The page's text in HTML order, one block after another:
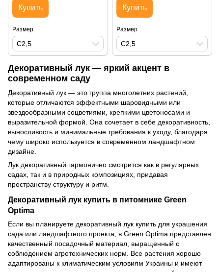
Купить
Размер
С2,5
Купить
Размер
С2,5
Декоративный лук — яркий акцент в
современном саду
Декоративный лук — это группа многолетних растений,
которые отличаются эффектными шаровидными или
звездообразными соцветиями, крепкими цветоносами и
выразительной формой. Она сочетает в себе декоративность,
выносливость и минимальные требования к уходу, благодаря
чему широко используется в современном ландшафтном
дизайне.
Лук декоративный гармонично смотрится как в регулярных
садах, так и в природных композициях, придавая
пространству структуру и ритм.
Декоративный лук купить в питомнике Green
Optima
Если вы планируете декоративный лук купить для украшения
сада или ландшафтного проекта, в Green Optima представлен
качественный посадочный материал, выращенный с
соблюдением агротехнических норм. Все растения хорошо
адаптированы к климатическим условиям Украины и имеют